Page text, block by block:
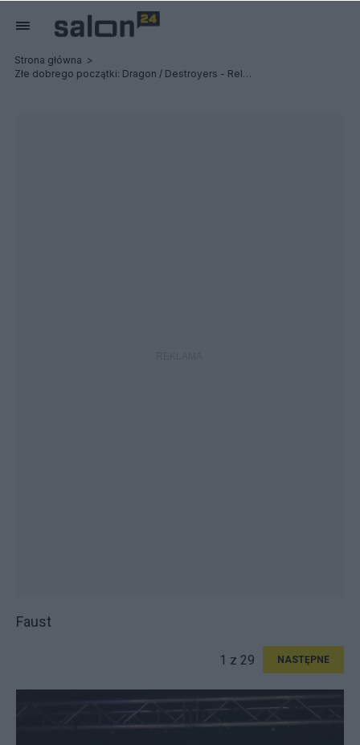
Strona główna
Złe dobrego początki: Dragon / Destroyers - Relacja
Faust
1 z 29 NASTĘPNE